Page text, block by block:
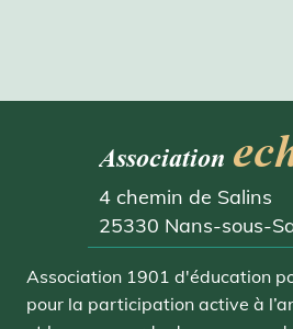
Association
4 chemin de Salins
25330 Nans-sous-
Association 1901 d'éducation
pour la participation active à